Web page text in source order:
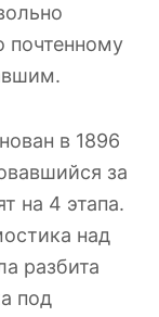
почтенному
в 1896
за
на 4 этапа.
над
разбита
под